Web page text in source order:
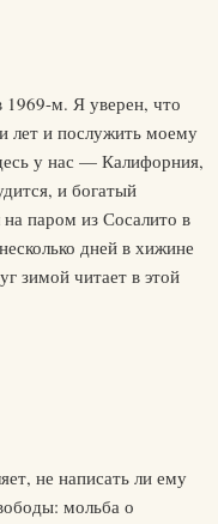
1969-м. Я уверен, что
лет и послужить моему
у нас — Калифорния,
и богатый
паром из Сосалито в
дней в хижине
зимой читает в этой
не написать ли ему
мольба о